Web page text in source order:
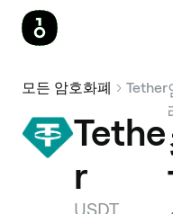
모든 암호화폐 Tether
Tethe
r
USDT